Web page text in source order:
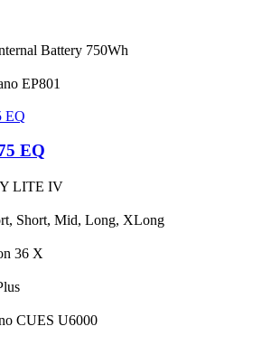
Battery 750Wh
EP801
EQ
LITE IV
Short, Mid, Long, XLong
36 X
CUES U6000